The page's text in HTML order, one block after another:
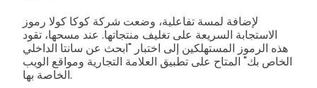
لإضافة لمسة تفاعلية، وضعت شركة كوكا كولا رموز
الاستجابة السريعة على تغليف منتجاتها. عند مسحها، تقود
هذه الرموز المستهلكين إلى اختبار "ابحث عن سانتا الداخلي
الخاص بك" المتاح على تطبيق العلامة التجارية ومواقع الويب
الخاصة بها.